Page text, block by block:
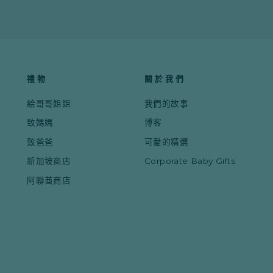
禮物
給哥哥姐姐
致媽媽
致爸爸
新加坡商店
阿聯酋商店
關於我們
我們的故事
博客
可愛的精選
Corporate Baby Gifts